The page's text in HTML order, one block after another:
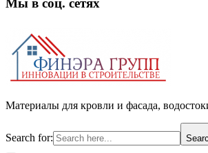
Мы в соц. сетях
Материалы для кровли и фасада,
Search for: